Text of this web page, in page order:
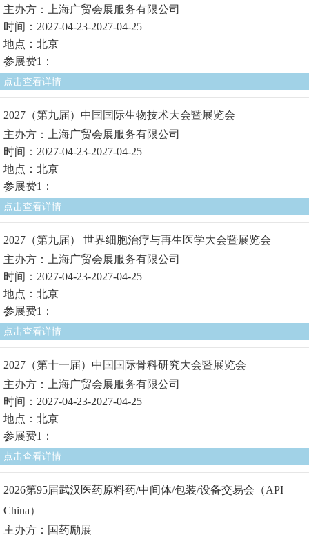
主办方：上海广贸会展服务有限公司
时间：2027-04-23-2027-04-25
地点：北京
参展费1：
点击查看详情
2027（第九届）中国国际生物技术大会暨展览会
主办方：上海广贸会展服务有限公司
时间：2027-04-23-2027-04-25
地点：北京
参展费1：
点击查看详情
2027（第九届） 世界细胞治疗与再生医学大会暨展览会
主办方：上海广贸会展服务有限公司
时间：2027-04-23-2027-04-25
地点：北京
参展费1：
点击查看详情
2027（第十一届）中国国际骨科研究大会暨展览会
主办方：上海广贸会展服务有限公司
时间：2027-04-23-2027-04-25
地点：北京
参展费1：
点击查看详情
2026第95届武汉医药原料药/中间体/包装/设备交易会（API
China）
主办方：国药励展